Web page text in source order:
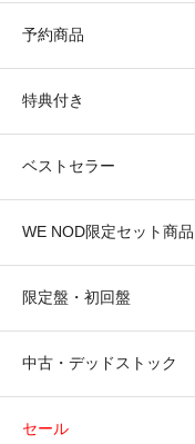
予約商品
特典付き
ベストセラー
WE NOD限定セット商品
限定盤・初回盤
中古・デッドストック
セール